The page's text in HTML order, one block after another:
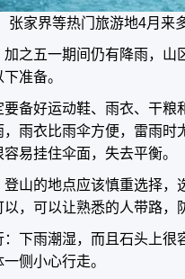
张家界等热门旅游地4月来
之五一期间仍有降雨，山
准备。
备好运动鞋、雨衣、干粮
雨衣比雨伞方便，雷雨时
易挂住伞面，失去平衡。
山的地点应该慎重选择，
，可以让熟悉的人带路，
下雨潮湿，而且石头上很
侧小心行走。